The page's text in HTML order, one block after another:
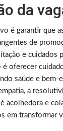
da
é garantir que
de
e cuidados
oferecer
saúde e bem-
a
acolhedora e
em transformar